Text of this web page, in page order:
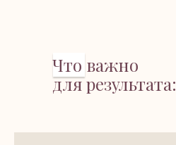
Что важно
для результата: